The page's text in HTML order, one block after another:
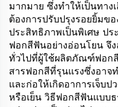
มากมาย ซึ่งทำให้เป็นทา
ต้องการปรับปรุงรอยยิ้มข
ประสิทธิภาพเป็นพิเศษ ป
ฟอกสีฟันอย่างอ่อนโยน จึ
ทั่วไปที่ผู้ใช้ผลิตภัณฑ์ฟอก
สารฟอกสีที่รุนแรงซึ่งอา
และก่อให้เกิดอาการเจ็บ
หรือเย็น วิธีฟอกสีฟันแบบ